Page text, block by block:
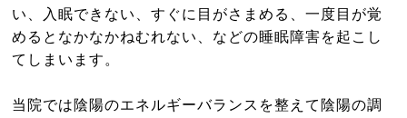
い、入眠できない、すぐに目がさまめる、一度目が覚
めるとなかなかねむれない、などの睡眠障害を起こし
てしまいます。
当院では陰陽のエネルギーバランスを整えて陰陽の調